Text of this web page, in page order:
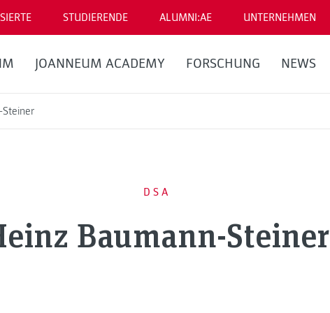
STUDIERENDE ALUMNI:AE UNTERNEHMEN
JOANNEUM ACADEMY FORSCHUNG NEWS
Steiner
DSA
Baumann-Steiner